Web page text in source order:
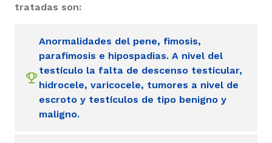
tratadas son:
Anormalidades del pene, fimosis,
parafimosis e hipospadias. A nivel del
testículo la falta de descenso testicular,
hidrocele, varicocele, tumores a nivel de
escroto y testículos de tipo benigno y
maligno.